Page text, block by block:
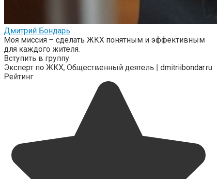
Дмитрий Бондарь
Моя миссия – сделать ЖКХ понятным и эффективным
для каждого жителя.
Вступить в группу
Эксперт по ЖКХ, Общественный деятель | dmitriibondar.ru
Рейтинг